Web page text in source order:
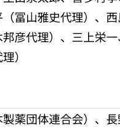
冨山雅史代理）、西
彦代理）、三上栄
）
薬団体連合会）、